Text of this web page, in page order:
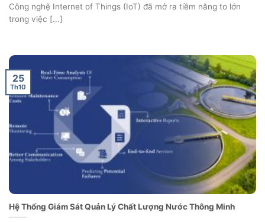
Công nghệ Internet of Things (IoT) đã mở ra tiềm năng to lớn
trong việc [...]
Hệ Thống Giám Sát Quản Lý Chất Lượng Nước Thông Minh
25
Th10